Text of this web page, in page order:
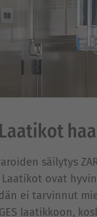
Laatikot
säilytys
ovat
ei tarvinnut
laatikkoon,